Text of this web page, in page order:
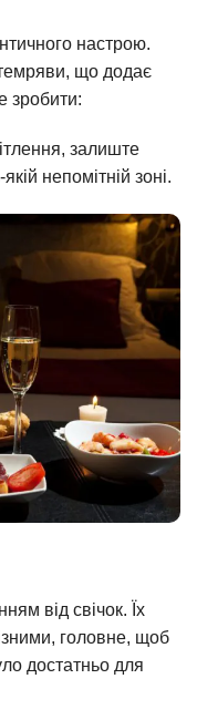
настрою.
що додає
зробити:
залиште
непомітній зоні.
від свічок. Їх
головне, щоб
достатньо для